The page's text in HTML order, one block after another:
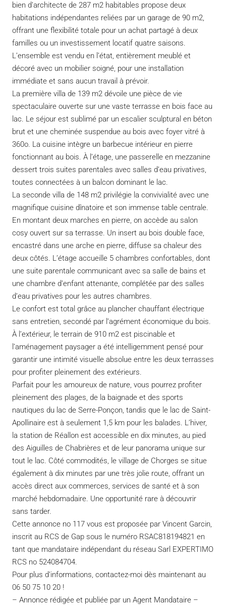
bien d’architecte de 287 m2 habitables propose deux
habitations indépendantes reliées par un garage de 90 m2,
offrant une flexibilité totale pour un achat partagé à deux
familles ou un investissement locatif quatre saisons.
L’ensemble est vendu en l’état, entièrement meublé et
décoré avec un mobilier soigné, pour une installation
immédiate et sans aucun travail à prévoir.
La première villa de 139 m2 dévoile une pièce de vie
spectaculaire ouverte sur une vaste terrasse en bois face au
lac. Le séjour est sublimé par un escalier sculptural en béton
brut et une cheminée suspendue au bois avec foyer vitré à
360o. La cuisine intègre un barbecue intérieur en pierre
fonctionnant au bois. À l’étage, une passerelle en mezzanine
dessert trois suites parentales avec salles d’eau privatives,
toutes connectées à un balcon dominant le lac.
La seconde villa de 148 m2 privilégie la convivialité avec une
magnifique cuisine dînatoire et son immense table centrale.
En montant deux marches en pierre, on accède au salon
cosy ouvert sur sa terrasse. Un insert au bois double face,
encastré dans une arche en pierre, diffuse sa chaleur des
deux côtés. L’étage accueille 5 chambres confortables, dont
une suite parentale communicant avec sa salle de bains et
une chambre d’enfant attenante, complétée par des salles
d’eau privatives pour les autres chambres.
Le confort est total grâce au plancher chauffant électrique
sans entretien, secondé par l’agrément économique du bois.
À l’extérieur, le terrain de 910 m2 est piscinable et
l’aménagement paysager a été intelligemment pensé pour
garantir une intimité visuelle absolue entre les deux terrasses
pour profiter pleinement des extérieurs.
Parfait pour les amoureux de nature, vous pourrez profiter
pleinement des plages, de la baignade et des sports
nautiques du lac de Serre-Ponçon, tandis que le lac de Saint-
Apollinaire est à seulement 1,5 km pour les balades. L’hiver,
la station de Réallon est accessible en dix minutes, au pied
des Aiguilles de Chabrières et de leur panorama unique sur
tout le lac. Côté commodités, le village de Chorges se situe
également à dix minutes par une très jolie route, offrant un
accès direct aux commerces, services de santé et à son
marché hebdomadaire. Une opportunité rare à découvrir
sans tarder.
Cette annonce no 117 vous est proposée par Vincent Garcin,
inscrit au RCS de Gap sous le numéro RSAC818194821 en
tant que mandataire indépendant du réseau Sarl EXPERTIMO
RCS no 524084704.
Pour plus d’informations, contactez-moi dès maintenant au
06 50 75 10 20 !
– Annonce rédigée et publiée par un Agent Mandataire –